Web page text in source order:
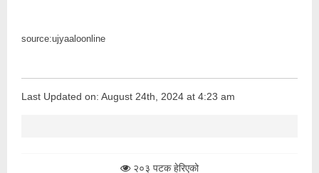
source:ujyaaloonline
Last Updated on: August 24th, 2024 at 4:23 am
२०३ पटक हेरिएको